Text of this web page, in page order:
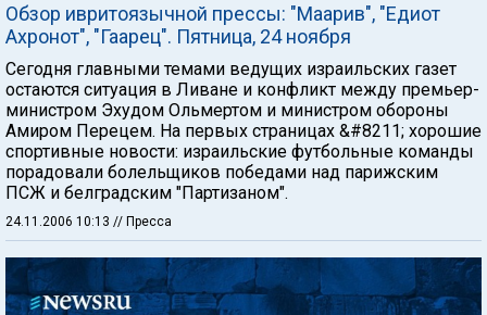
Обзор ивритоязычной прессы: "Маарив", "Едиот
Ахронот", "Гаарец". Пятница, 24 ноября
Сегодня главными темами ведущих израильских газет
остаются ситуация в Ливане и конфликт между премьер-
министром Эхудом Ольмертом и министром обороны
Амиром Перецем. На первых страницах &#8211; хорошие
спортивные новости: израильские футбольные команды
порадовали болельщиков победами над парижским
ПСЖ и белградским "Партизаном".
24.11.2006 10:13 // Пресса